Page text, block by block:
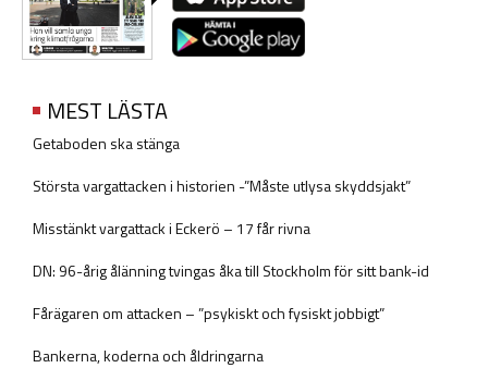
MEST LÄSTA
Getaboden ska stänga
Största vargattacken i historien -”Måste utlysa skyddsjakt”
Misstänkt vargattack i Eckerö – 17 får rivna
DN: 96-årig ålänning tvingas åka till Stockholm för sitt bank-id
Fårägaren om attacken – ”psykiskt och fysiskt jobbigt”
Bankerna, koderna och åldringarna